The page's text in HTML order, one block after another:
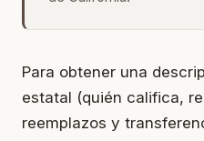
Para obtener una
estatal (quién califica,
reemplazos y